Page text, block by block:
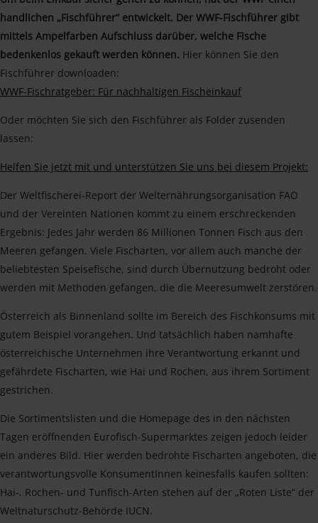
handlichen „Fischführer“ entwickelt. Der WWF-Fischführer gibt
mittels Ampelfarben Aufschluss darüber, welche Fische
bedenkenlos gekauft werden können. Hier können Sie den
Fischführer downloaden:
WWF-Fischratgeber: Für nachhaltigen Fischeinkauf
Oder möchten Sie sich den Fischführer als Folder zusenden
lassen:
Helfen Sie jetzt mit und unterstützen Sie uns bei diesem Projekt:
Der Weltfischerei-Report der Welternährungsorganisation FAO
und der Vereinten Nationen kommt zu einem erschreckenden
Ergebnis: Jedes Jahr werden 86 Millionen Tonnen Fisch aus den
Meeren gefangen. Viele Fischarten, vor allem auch manche der
beliebtesten Speisefische, sind durch Übernutzung bedroht oder
werden mit Methoden gefangen, die die Meeresumwelt zerstören.
Österreich als Binnenland sollte im Bereich des Fischkonsums mit
gutem Beispiel vorangehen. Und tatsächlich haben namhafte
österreichische Unternehmen ihre Verantwortung erkannt und
gefährdete Fischarten, wie Hai und Rochen, aus ihrem Sortiment
gestrichen.
Die Sortimentslisten und die Homepage des in den nächsten
Tagen eröffnenden Eurofisch-Supermarktes zeigen jedoch leider
ein anderes Bild. Hier werden bedrohte Fischarten angeboten, die
verantwortungsvolle KonsumentInnen keinesfalls kaufen sollten:
Hai-, Rochen- und Tunfisch-Arten stehen auf der „Roten Liste“ der
Weltnaturschutz-Behörde IUCN.